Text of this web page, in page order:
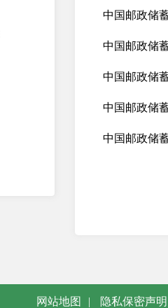
中国邮政储
中国邮政储
中国邮政储
中国邮政储
中国邮政储
网站地图 | 隐私保密声明